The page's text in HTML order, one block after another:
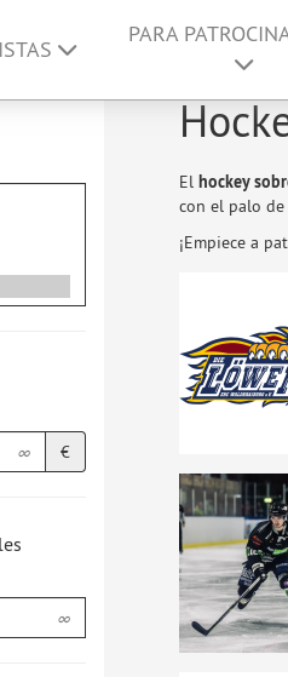
PARA
€
El hockey
con el palo de
¡Empiece a